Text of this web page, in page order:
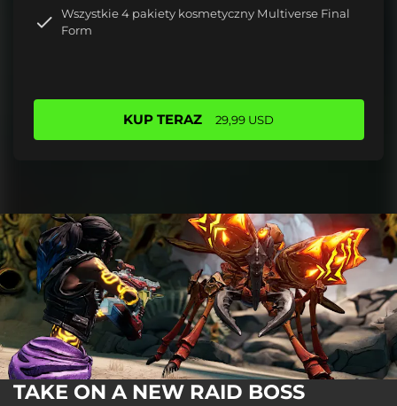
Wszystkie 4 pakiety kosmetyczny Multiverse Final
Form
KUP TERAZ 29,99 USD
TAKE ON A NEW RAID BOSS